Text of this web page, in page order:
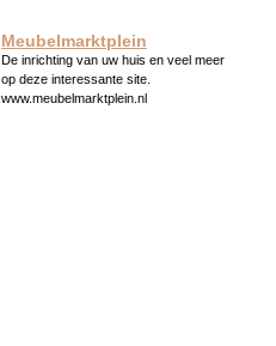
Meubelmarktplein
De inrichting van uw huis en veel meer
op deze interessante site.
www.meubelmarktplein.nl